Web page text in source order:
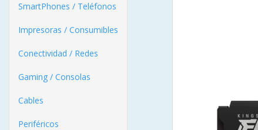
SmartPhones / Teléfonos
Impresoras / Consumibles
Conectividad / Redes
Gaming / Consolas
Cables
Periféricos